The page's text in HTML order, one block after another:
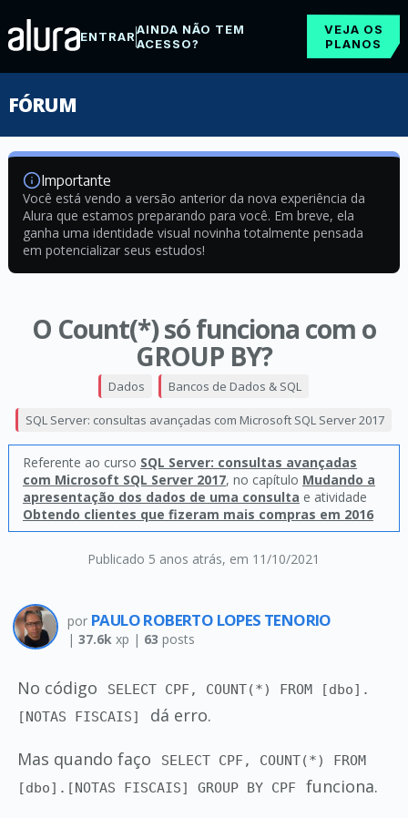
ENTRARAINDA NÃO TEM
ACESSO?
VEJA OS
PLANOS
FÓRUM
Importante
Você está vendo a versão anterior da nova experiência da
Alura que estamos preparando para você. Em breve, ela
ganha uma identidade visual novinha totalmente pensada
em potencializar seus estudos!
O Count(*) só funciona com o
GROUP BY?
Publicado 5 anos atrás, em 11/10/2021
Dados Bancos de Dados & SQL
SQL Server: consultas avançadas com Microsoft SQL Server 2017
Referente ao curso SQL Server: consultas avançadas
com Microsoft SQL Server 2017, no capítulo Mudando a
apresentação dos dados de uma consulta e atividade
Obtendo clientes que fizeram mais compras em 2016
por PAULO ROBERTO LOPES TENORIO
| 37.6kxp | 63 posts
No código
SELECT CPF, COUNT(*) FROM [dbo].
[NOTAS FISCAIS]
dá erro.
Mas quando faço
SELECT CPF, COUNT(*) FROM
[dbo].[NOTAS FISCAIS] GROUP BY CPF
funciona.